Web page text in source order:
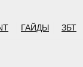
ГАЙДЫ ЗБТ